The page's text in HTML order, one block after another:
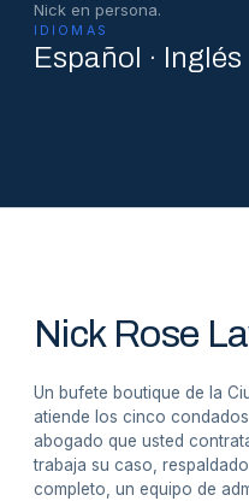
Nick en persona.
IDIOMAS
Español · Inglés
Nick Rose
Un bufete boutique de la
atiende los cinco
abogado que usted
trabaja su caso,
completo, un equipo de